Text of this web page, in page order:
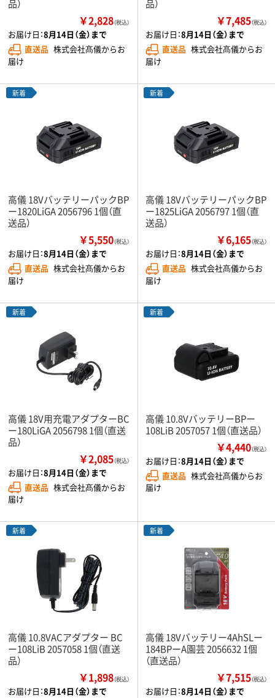
品）
￥2,828（税込）
お届け日：8月14日（金）まで
直送品 株式会社髙儀からお
届け
品）
￥7,485（税込）
お届け日：8月14日（金）まで
直送品 株式会社髙儀からお
届け
新着
高儀 18VバッテリーパックBP
ー1820LiGA 2056796 1個（直
送品）
￥5,550（税込）
お届け日：8月14日（金）まで
直送品 株式会社髙儀からお
届け
新着
高儀 18VバッテリーパックBP
ー1825LiGA 2056797 1個（直
送品）
￥6,165（税込）
お届け日：8月14日（金）まで
直送品 株式会社髙儀からお
届け
新着
高儀 18V用充電アダプターBC
ー180LiGA 2056798 1個（直送
品）
￥2,085（税込）
お届け日：8月14日（金）まで
直送品 株式会社髙儀からお
届け
新着
高儀 10.8VバッテリーBPー
108LiB 2057057 1個（直送品）
￥4,440（税込）
お届け日：8月14日（金）まで
直送品 株式会社髙儀からお
届け
新着
高儀 10.8VACアダプター BC
ー108LiB 2057058 1個（直送
品）
￥1,898（税込）
お届け日：8月14日（金）まで
新着
高儀 18Vバッテリー4AhSLー
184BPーA園芸 2056632 1個
（直送品）
￥7,515（税込）
お届け日：8月14日（金）まで